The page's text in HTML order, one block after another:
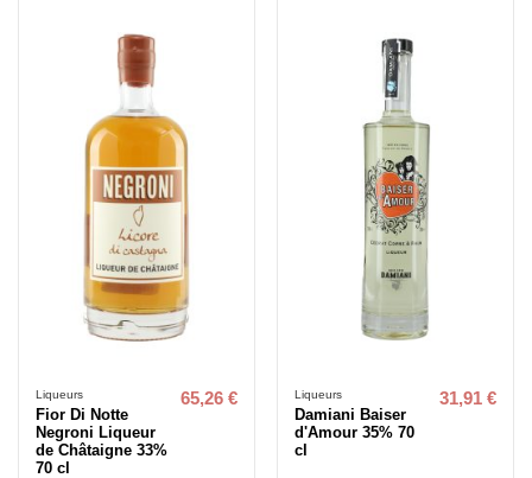
Liqueurs
Fior Di Notte
Negroni Liqueur
de Châtaigne 33%
70 cl
65,26 € Liqueurs
Damiani Baiser
d'Amour 35% 70
cl
31,91 €